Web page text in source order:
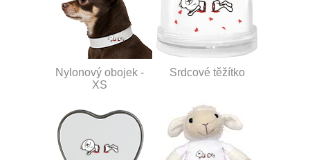
Nylonový obojek -
XS
Srdcové těžítko